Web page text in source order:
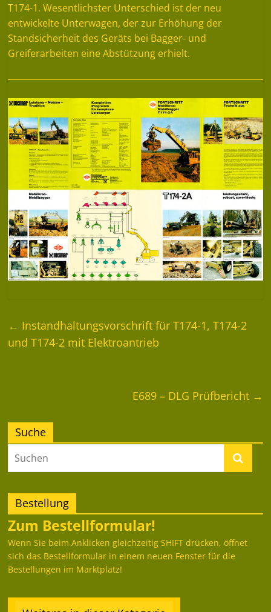
T174-1. Wesentlichster Unterschied ist der neu
entwickelte Unterwagen, der zur Erhöhung der
Standsicherheit des Geräts bei Bagger- und
Greiferarbeiten eine Abstützung erhielt.
← Instandhaltungsvorschrift für T174-1, T174-2
und T174-2 mit Elektroantrieb
E689 – DLG Prüfbericht →
Suche
Bestellung
Zum Bestellformular!
Wenn Sie beim Anklicken gleichzeitig SHIFT drücken, öffnet
sich das Bestellformular in einem neuen Fenster für die
Bestellungen im Marktplatz!